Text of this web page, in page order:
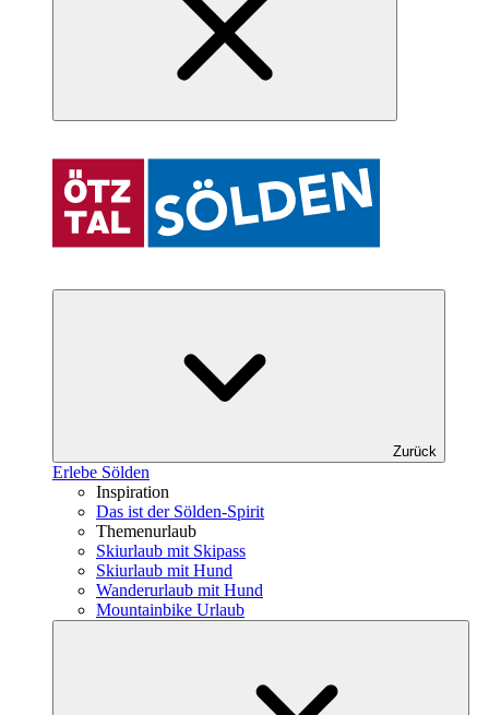
Zurück
Erlebe Sölden
Inspiration
Das ist der Sölden-Spirit
Themenurlaub
Skiurlaub mit Skipass
Skiurlaub mit Hund
Wanderurlaub mit Hund
Mountainbike Urlaub